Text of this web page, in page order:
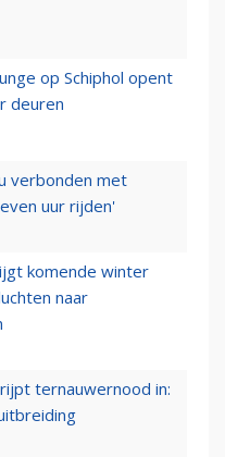
op Schiphol opent
deuren
verbonden met
uur rijden'
komende winter
naar
ternauwernood in: